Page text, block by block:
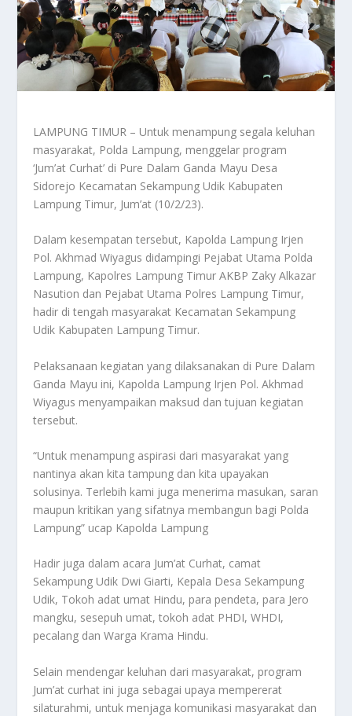
LAMPUNG TIMUR – Untuk menampung segala keluhan
masyarakat, Polda Lampung, menggelar program
‘Jum’at Curhat’ di Pure Dalam Ganda Mayu Desa
Sidorejo Kecamatan Sekampung Udik Kabupaten
Lampung Timur, Jum’at (10/2/23).
Dalam kesempatan tersebut, Kapolda Lampung Irjen
Pol. Akhmad Wiyagus didampingi Pejabat Utama Polda
Lampung, Kapolres Lampung Timur AKBP Zaky Alkazar
Nasution dan Pejabat Utama Polres Lampung Timur,
hadir di tengah masyarakat Kecamatan Sekampung
Udik Kabupaten Lampung Timur.
Pelaksanaan kegiatan yang dilaksanakan di Pure Dalam
Ganda Mayu ini, Kapolda Lampung Irjen Pol. Akhmad
Wiyagus menyampaikan maksud dan tujuan kegiatan
tersebut.
“Untuk menampung aspirasi dari masyarakat yang
nantinya akan kita tampung dan kita upayakan
solusinya. Terlebih kami juga menerima masukan, saran
maupun kritikan yang sifatnya membangun bagi Polda
Lampung” ucap Kapolda Lampung
Hadir juga dalam acara Jum’at Curhat, camat
Sekampung Udik Dwi Giarti, Kepala Desa Sekampung
Udik, Tokoh adat umat Hindu, para pendeta, para Jero
mangku, sesepuh umat, tokoh adat PHDI, WHDI,
pecalang dan Warga Krama Hindu.
Selain mendengar keluhan dari masyarakat, program
Jum’at curhat ini juga sebagai upaya mempererat
silaturahmi, untuk menjaga komunikasi masyarakat dan